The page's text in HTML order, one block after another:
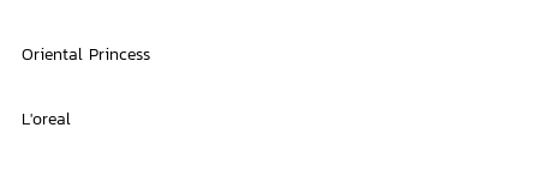
Oriental Princess
L'oreal